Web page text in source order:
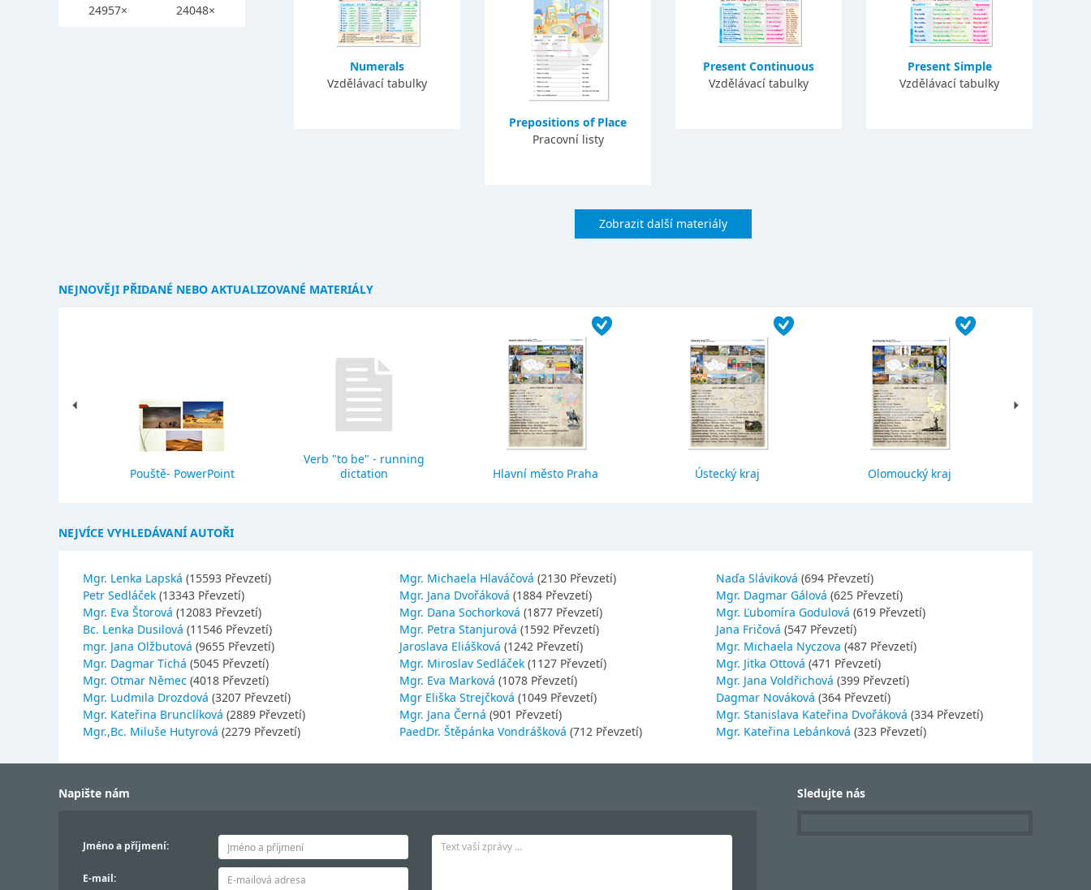
Numerals
Vzdělávací tabulky
Prepositions of Place
Pracovní listy
Present Continuous
Vzdělávací tabulky
Present Simple
Vzdělávací tabulky
Zobrazit další materiály
24957× 24048×
NEJNOVĚJI PŘIDANÉ NEBO AKTUALIZOVANÉ MATERIÁLY
Pouště- PowerPoint
Verb "to be" - running
dictation
Hlavní město Praha Ústecký kraj Olomoucký kraj
NEJVÍCE VYHLEDÁVANÍ AUTOŘI
Mgr. Lenka Lapská (15593 Převzetí)
Petr Sedláček (13343 Převzetí)
Mgr. Eva Štorová (12083 Převzetí)
Bc. Lenka Dusilová (11546 Převzetí)
mgr. Jana Olžbutová (9655 Převzetí)
Mgr. Dagmar Tichá (5045 Převzetí)
Mgr. Otmar Němec (4018 Převzetí)
Mgr. Ludmila Drozdová (3207 Převzetí)
Mgr. Kateřina Brunclíková (2889 Převzetí)
Mgr.,Bc. Miluše Hutyrová (2279 Převzetí)
Mgr. Michaela Hlaváčová (2130 Převzetí)
Mgr. Jana Dvořáková (1884 Převzetí)
Mgr. Dana Sochorková (1877 Převzetí)
Mgr. Petra Stanjurová (1592 Převzetí)
Jaroslava Eliášková (1242 Převzetí)
Mgr. Miroslav Sedláček (1127 Převzetí)
Mgr. Eva Marková (1078 Převzetí)
Mgr Eliška Strejčková (1049 Převzetí)
Mgr. Jana Černá (901 Převzetí)
PaedDr. Štěpánka Vondrášková (712 Převzetí)
Naďa Sláviková (694 Převzetí)
Mgr. Dagmar Gálová (625 Převzetí)
Mgr. Ľubomíra Godulová (619 Převzetí)
Jana Fričová (547 Převzetí)
Mgr. Michaela Nyczova (487 Převzetí)
Mgr. Jitka Ottová (471 Převzetí)
Mgr. Jana Voldřichová (399 Převzetí)
Dagmar Nováková (364 Převzetí)
Mgr. Stanislava Kateřina Dvořáková (334 Převzetí)
Mgr. Kateřina Lebánková (323 Převzetí)
Napište nám
Jméno a příjmení:
E-mail:
Sledujte nás